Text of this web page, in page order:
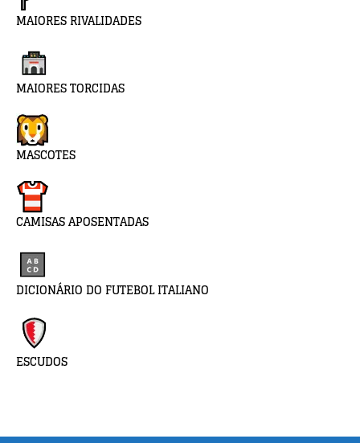
MAIORES RIVALIDADES
MAIORES TORCIDAS
MASCOTES
CAMISAS APOSENTADAS
DICIONÁRIO DO FUTEBOL ITALIANO
ESCUDOS